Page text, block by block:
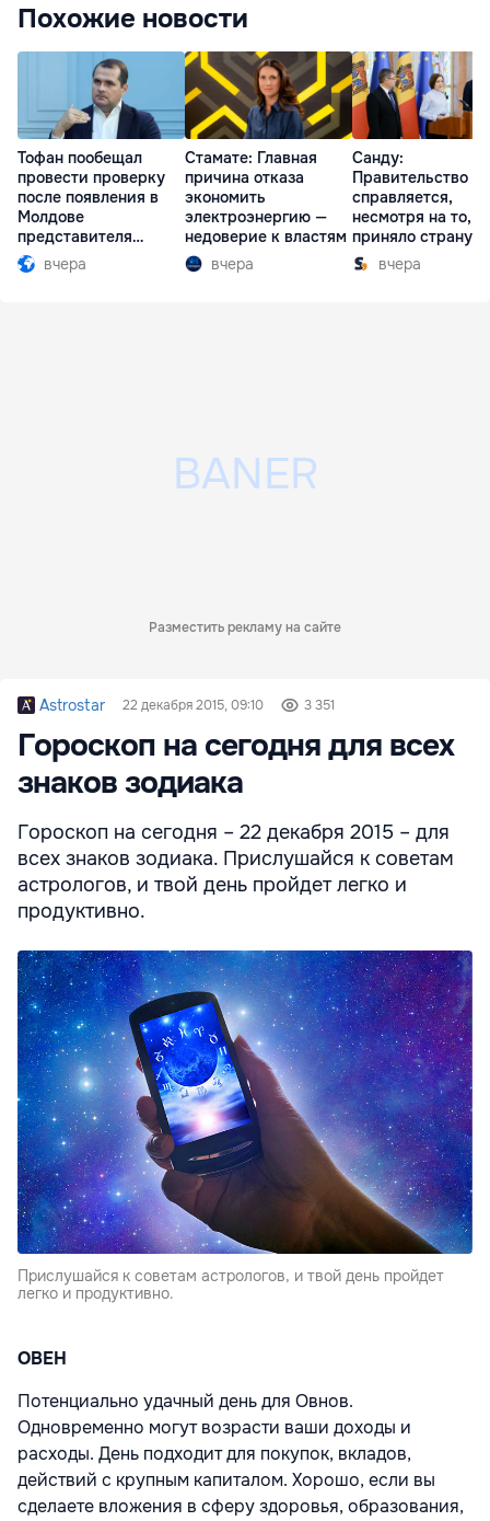
Похожие новости
Тофан пообещал
провести проверку
после появления в
Молдове
представителя
Южной Осетии
вчера
Стамате: Главная
причина отказа
экономить
электроэнергию —
недоверие к властям
вчера
Санду:
Правительство
справляется,
несмотря на то,
приняло страну в
разгар кризиса
вчера
Разместить рекламу на сайте
Astrostar 22 декабря 2015, 09:10 3 351
Гороскоп на сегодня для всех
знаков зодиака
Гороскоп на сегодня – 22 декабря 2015 – для
всех знаков зодиака. Прислушайся к советам
астрологов, и твой день пройдет легко и
продуктивно.
Прислушайся к советам астрологов, и твой день пройдет
легко и продуктивно.
ОВЕН
Потенциально удачный день для Овнов.
Одновременно могут возрасти ваши доходы и
расходы. День подходит для покупок, вкладов,
действий с крупным капиталом. Хорошо, если вы
сделаете вложения в сферу здоровья, образования,